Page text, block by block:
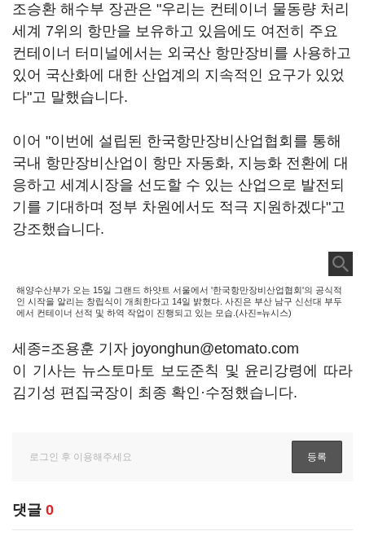
조승환 해수부 장관은 "우리는 컨테이너 물동량 처리
세계 7위의 항만을 보유하고 있음에도 여전히 주요
컨테이너 터미널에서는 외국산 항만장비를 사용하고
있어 국산화에 대한 산업계의 지속적인 요구가 있었
다"고 말했습니다.
이어 "이번에 설립된 한국항만장비산업협회를 통해
국내 항만장비산업이 항만 자동화, 지능화 전환에 대
응하고 세계시장을 선도할 수 있는 산업으로 발전되
기를 기대하며 정부 차원에서도 적극 지원하겠다"고
강조했습니다.
해양수산부가 오는 15일 그랜드 하얏트 서울에서 '한국항만장비산업협회'의 공식적
인 시작을 알리는 창립식이 개최한다고 14일 밝혔다. 사진은 부산 남구 신선대 부두
에서 컨테이너 선적 및 하역 작업이 진행되고 있는 모습.(사진=뉴시스)
세종=조용훈 기자 joyonghun@etomato.com
이 기사는 뉴스토마토 보도준칙 및 윤리강령에 따라
김기성 편집국장이 최종 확인·수정했습니다.
댓글 0